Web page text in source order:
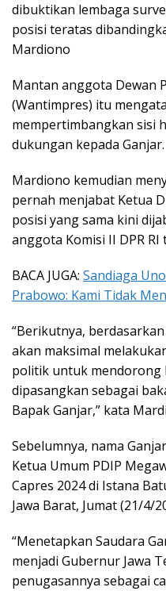
dibuktikan lembaga
posisi teratas
Mardiono
Mantan anggota Dewan
(Wantimpres) itu
mempertimbangkan sisi
dukungan kepada Ganjar.
Mardiono kemudian
pernah menjabat Ketua
posisi yang sama kini
anggota Komisi II DPR RI
BACA JUGA: Sandiaga
Prabowo: Kami Tidak
“Berikutnya,
akan maksimal
politik untuk mendorong
dipasangkan sebagai
Bapak Ganjar,” kata
Sebelumnya, nama
Ketua Umum PDIP
Capres 2024 di Istana
Jawa Barat, Jumat (21/4/
“Menetapkan Saudara
menjadi Gubernur Jawa
penugasannya sebagai